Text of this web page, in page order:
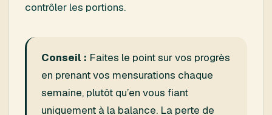
contrôler les portions.
Conseil : Faites le point sur vos progrès
en prenant vos mensurations chaque
semaine, plutôt qu’en vous fiant
uniquement à la balance. La perte de